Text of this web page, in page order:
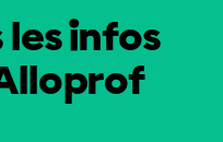
les infos